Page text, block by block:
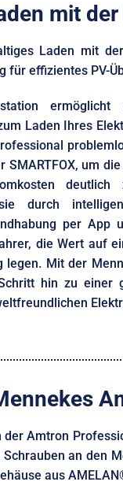
mit
Laden mit
für effizientes PV-
Laden Ihres
SMARTFOX, um
durch
per App
die Wert auf
legen. Mit der
hin zu einer
Amtron
an den
aus